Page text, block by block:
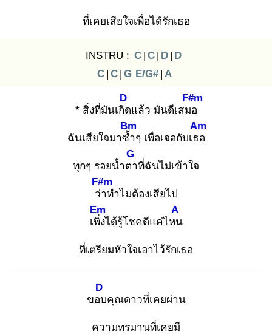
ที่เคยเสียใจเพื่อได้รักเธอ
INSTRU : C | C | D | D
C | C | G E/G# | A
* สิ่งที่มันเกิด
D
แล้ว มันดีเสมอ
F#m
ฉันเสียใจมาซ้ำ
Bm
ๆ เพื่อเจอกับเธอ
Am
ทุกๆ รอยน้ำตา
G
ที่ฉันไม่เข้าใจ
ว่า
F#m
ทำไมต้องเสียไป
เพิ่ง
Em
ได้รู้โชคดีแค่ไหน
A
ที่เตรียมหัวใจเอาไว้รักเธอ
ขอบ
D
คุณดาวที่เคยผ่าน
ความทรมานที่เคยมี